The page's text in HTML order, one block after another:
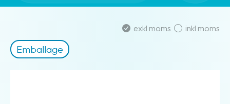
exkl moms inkl moms
Emballage